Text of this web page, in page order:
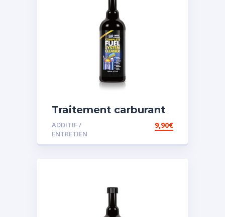
Traitement carburant
diesel et essence
ADDITIF /
ENTRETIEN
9,90€